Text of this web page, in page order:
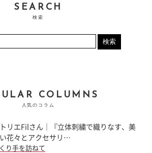
SEARCH
検索
COLUMNS
人気のコラム
リエFilさん｜『立体刺繍で織りなす、美
い花々とアクセサリ…
り手を訪ねて